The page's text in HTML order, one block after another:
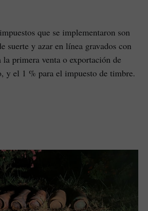
que se implementaron son
suerte y azar en línea gravados con
primera venta o exportación de
y el 1 % para el impuesto de timbre.